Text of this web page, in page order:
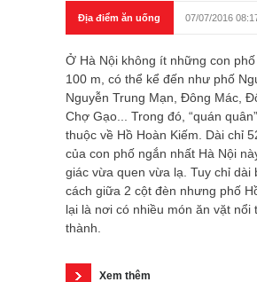
Địa điểm ăn uống 07/07/2016
Ở Hà Nội không ít những con
100 m, có thể kể đến như phố
Nguyễn Trung Mạn, Đông Mác,
Chợ Gạo... Trong đó, “quán
thuộc về Hồ Hoàn Kiếm. Dài chỉ
của con phố ngắn nhất Hà Nội
giác vừa quen vừa lạ. Tuy chỉ dài
cách giữa 2 cột đèn nhưng phố
lại là nơi có nhiều món ăn vặt nổi
thành.
Xem thêm